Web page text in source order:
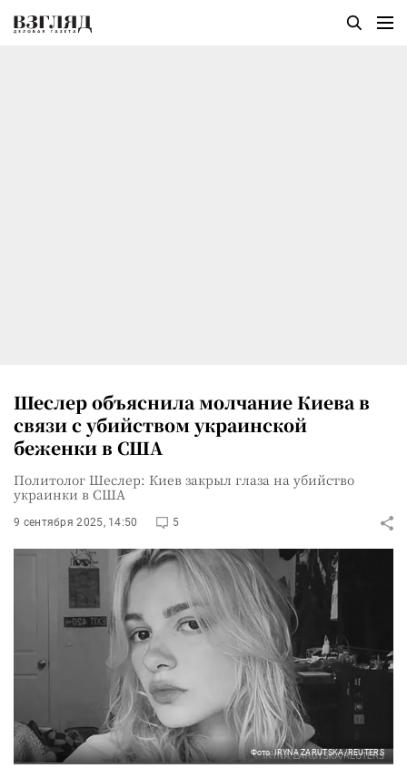
Шеслер объяснила молчание Киева в
связи с убийством украинской
беженки в США
Политолог Шеслер: Киев закрыл глаза на убийство
украинки в США
9 сентября 2025, 14:50 5
Фото: IRYNA ZARUTSKA/REUTERS